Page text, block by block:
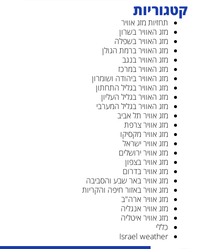
קטגוריות
תחזיות מזג אוויר
מזג האוויר בשרון
מזג האוויר בשפלה
מזג האוויר ברמת הגולן
מזג האוויר בנגב
מזג האוויר במרכז
מזג האוויר ביהודה ושומרון
מזג האוויר בגליל התחתון
מזג האוויר בגליל העליון
מזג האוויר בגליל המערבי
מזג אוויר תל אביב
מזג אוויר צרפת
מזג אוויר מקסיקו
מזג אוויר ישראל
מזג אוויר ירושלים
מזג אוויר בצפון
מזג אוויר בדרום
מזג אוויר באר שבע והסביבה
מזג אוויר באזור חיפה והקריות
מזג אוויר ארה"ב
מזג אוויר אנגליה
מזג אוויר איטליה
כללי
Israel weather